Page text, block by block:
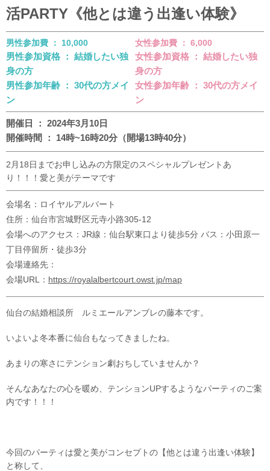
活PARTY《他とは違う出逢い体験》
男性参加費 ： 10,000
男性参加資格 ： 結婚したい独
身の方
男性参加年齢 ： 30代の方メイ
ン
女性参加費 ： 6,000
女性参加資格 ： 結婚したい独
身の方
女性参加年齢 ： 30代の方メイ
ン
開催日 ： 2024年3月10日
開催時間 ： 14時~16時20分（開場13時40分）
2月18日までお申し込みの方限定のスペシャルプレゼントあ
り！！！愛と美がテーマです
会場名：ロイヤルアルバート
住所：仙台市宮城野区元寺小路305-12
会場へのアクセス：JR線：仙台駅東口より徒歩5分 バス：小田原一
丁目停留所・徒歩3分
会場連絡先：
会場URL： https://royalalbertcourt.owst.jp/map
仙台の結婚相談所 ルミエールアンブレの藤本です。
いよいよ冬本番に仙台もなってきましたね。
あまりの寒さにテンション劇おちしていませんか？
そんなあなたの心を暖め、テンションUPするようなパーティのご案
内です！！！
今回のパーティは愛と美がコンセプトの【他とは違う出逢い体験】
と称して、